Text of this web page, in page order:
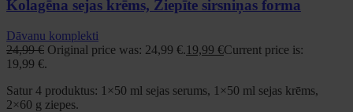
Kolagēna sejas krēms, Ziepīte sirsniņas forma
Dāvanu komplekti
24,99€ Original price was: 24,99 €.19,99 €Current price is:
19,99 €.
Satur 4 produktus: 1×50 ml sejas serums, 1×50 ml sejas krēms,
2×60 g ziepes.